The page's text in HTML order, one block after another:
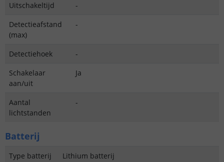
Uitschakeltijd
-
Detectieafstand
(max)
-
Detectiehoek
-
Schakelaar
aan/uit
Ja
Aantal
lichtstanden
-
Batterij
Type batterij
Lithium batterij